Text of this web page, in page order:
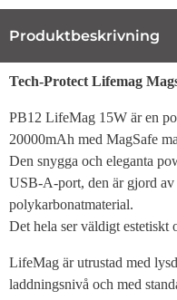
Produktbeskrivning
Tech-Protect Lifemag
PB12 LifeMag 15W är en
20000mAh med MagSafe
Den snygga och eleganta
USB-A-port, den är gjord
polykarbonatmaterial.
Det hela ser väldigt estetiskt
LifeMag är utrustad med
laddningsnivå och med